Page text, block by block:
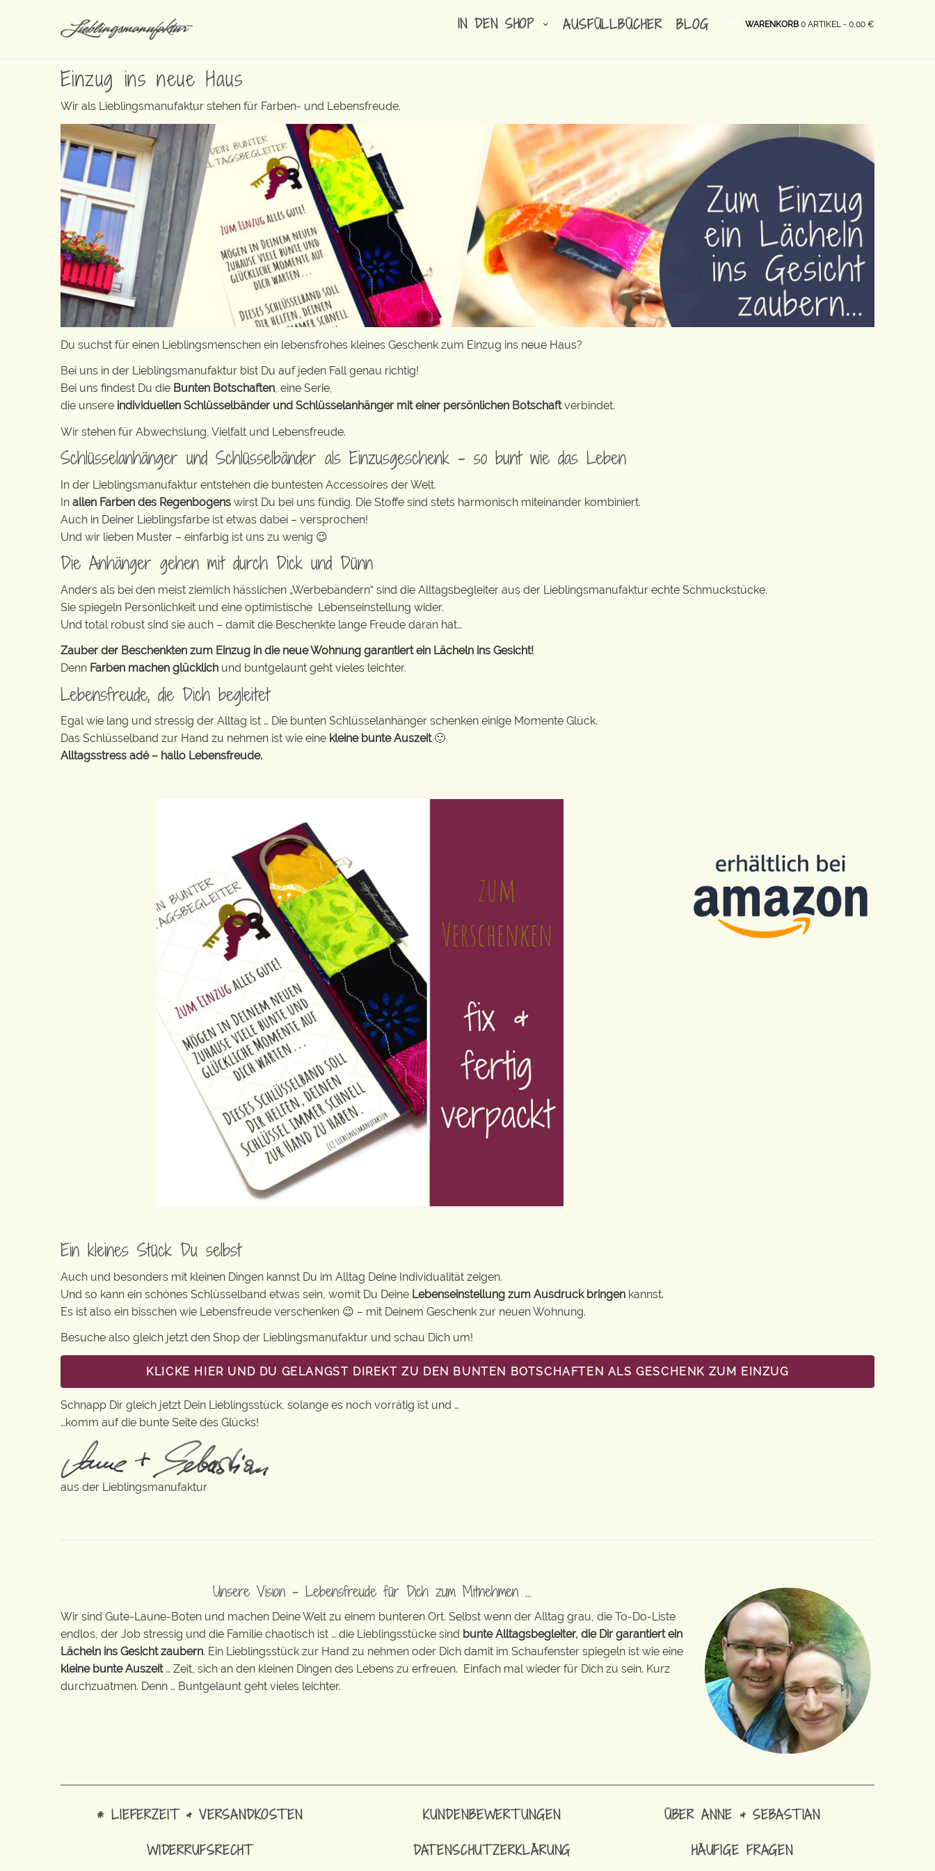
IN DEN SHOP AUSFÜLLBÜCHER BLOG WARENKORB 0 ARTIKEL - 0,00 €
Einzug ins neue Haus
Wir als Lieblingsmanufaktur stehen für Farben- und Lebensfreude.
Du suchst für einen Lieblingsmenschen ein lebensfrohes kleines Geschenk zum Einzug ins neue Haus?
Bei uns in der Lieblingsmanufaktur bist Du auf jeden Fall genau richtig!
Bei uns findest Du die Bunten Botschaften, eine Serie,
die unsere individuellen Schlüsselbänder und Schlüsselanhänger mit einer persönlichen Botschaftverbindet.
Wir stehen für Abwechslung, Vielfalt und Lebensfreude.
Schlüsselanhänger und Schlüsselbänder als Einzusgeschenk – so bunt wie das Leben
In der Lieblingsmanufaktur entstehen die buntesten Accessoires der Welt.
In allen Farben des Regenbogens wirst Du bei uns fündig. Die Stoffe sind stets harmonisch miteinander kombiniert.
Auch in Deiner Lieblingsfarbe ist etwas dabei – versprochen!
Und wir lieben Muster – einfarbig ist uns zu wenig 😉
Die Anhänger gehen mit durch Dick und Dünn
Anders als bei den meist ziemlich hässlichen „Werbebändern“ sind die Alltagsbegleiter aus der Lieblingsmanufaktur echte Schmuckstücke.
Sie spiegeln Persönlichkeit und eine optimistische Lebenseinstellung wider.
Und total robust sind sie auch – damit die Beschenkte lange Freude daran hat…
Zauber der Beschenkten zum Einzug in die neue Wohnung garantiert ein Lächeln ins Gesicht!
Denn Farben machen glücklich und buntgelaunt geht vieles leichter.
Lebensfreude, die Dich begleitet
Egal wie lang und stressig der Alltag ist … Die bunten Schlüsselanhänger schenken einige Momente Glück.
Das Schlüsselband zur Hand zu nehmen ist wie eine kleine bunte Auszeit🙂
Alltagsstress adé – hallo Lebensfreude.
Ein kleines Stück Du selbst
Auch und besonders mit kleinen Dingen kannst Du im Alltag Deine Individualität zeigen.
Und so kann ein schönes Schlüsselband etwas sein, womit Du Deine Lebenseinstellung zum Ausdruck bringen kannst.
Es ist also ein bisschen wie Lebensfreude verschenken 😉 – mit Deinem Geschenk zur neuen Wohnung.
Besuche also gleich jetzt den Shop der Lieblingsmanufaktur und schau Dich um!
KLICKE HIER UND DU GELANGST DIREKT ZU DEN BUNTEN BOTSCHAFTEN ALS GESCHENK ZUM EINZUG
Schnapp Dir gleich jetzt Dein Lieblingsstück, solange es noch vorrätig ist und …
…komm auf die bunte Seite des Glücks!
aus der Lieblingsmanufaktur
Unsere Vision – Lebensfreude für Dich zum Mitnehmen …
Wir sind Gute-Laune-Boten und machen Deine Welt zu einem bunteren Ort. Selbst wenn der Alltag grau, die To-Do-Liste
endlos, der Job stressig und die Familie chaotisch ist … die Lieblingsstücke sind bunte Alltagsbegleiter, die Dir garantiert ein
Lächeln ins Gesicht zaubern. Ein Lieblingsstück zur Hand zu nehmen oder Dich damit im Schaufenster spiegeln ist wie eine
kleine bunte Auszeit… Zeit, sich an den kleinen Dingen des Lebens zu erfreuen. Einfach mal wieder für Dich zu sein. Kurz
durchzuatmen. Denn … Buntgelaunt geht vieles leichter.
* LIEFERZEIT & VERSANDKOSTEN
WIDERRUFSRECHT
KUNDENBEWERTUNGEN
DATENSCHUTZERKLÄRUNG
ÜBER ANNE & SEBASTIAN
HÄUFIGE FRAGEN